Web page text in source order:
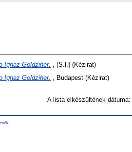
Ignaz Goldziher.
, [S.l.] (Kézirat)
Ignaz Goldziher. , Budapest (Kézirat)
A lista elkészültének dátuma: